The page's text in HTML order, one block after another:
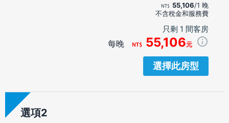
55,106/1 晚
不含稅金和服務費
只剩 1 間客房
每晚 55,106元
選擇此房型
選項